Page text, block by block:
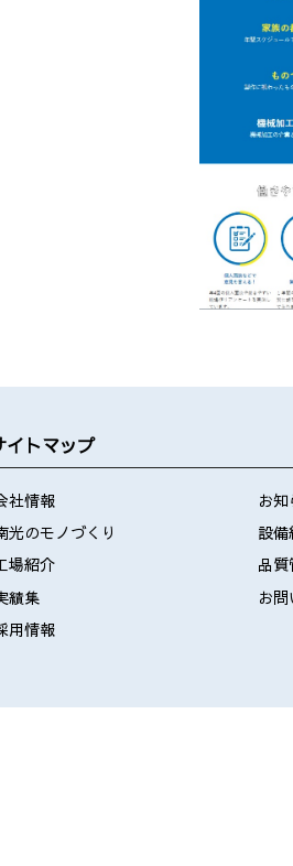
イトマップ
社情報
お
光のモノづくり
設
場紹介
品
績集
お
用情報